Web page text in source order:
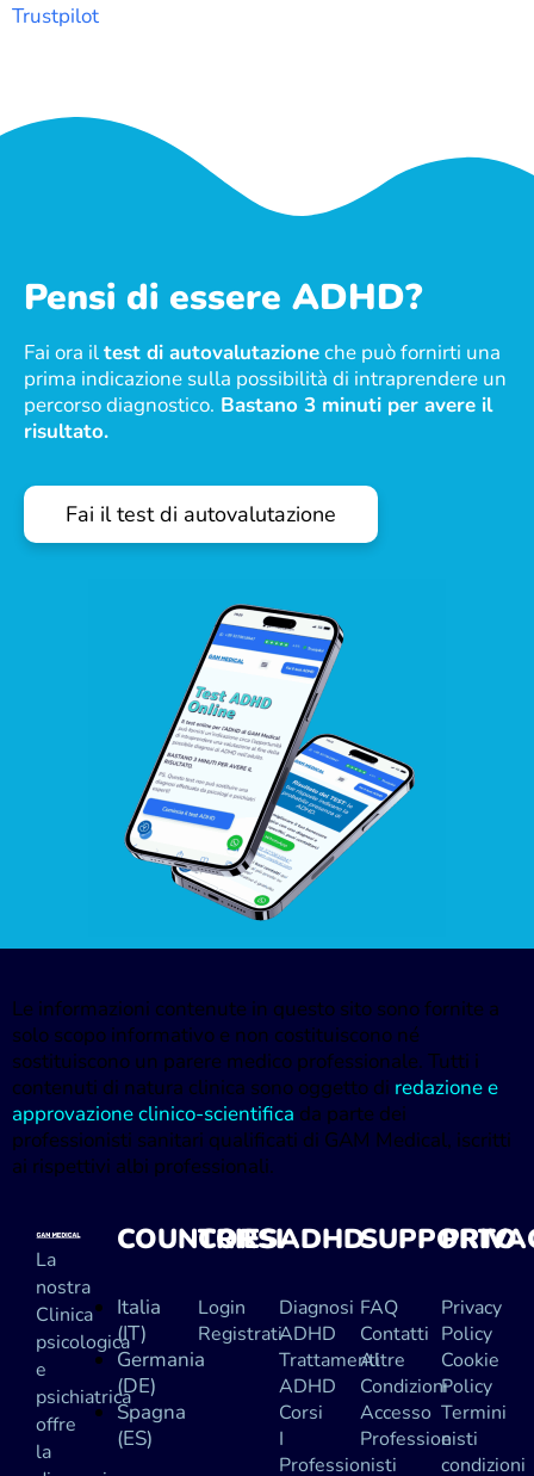
Trustpilot
Pensi di essere ADHD?
Fai ora iltest di autovalutazioneche può fornirti una
prima indicazione sulla possibilità di intraprendere un
percorso diagnostico. Bastano 3 minuti per avere il
risultato.
Fai il test di autovalutazione
Le informazioni contenute in questo sito sono fornite a
solo scopo informativo e non costituiscono né
sostituiscono un parere medico professionale. Tutti i
contenuti di natura clinica sono oggetto di redazione e
approvazione clinico-scientifica da parte dei
professionisti sanitari qualificati di GAM Medical, iscritti
ai rispettivi albi professionali.
La
nostra
Clinica
psicologica
e
psichiatrica
offre
la
COUNTRIES
Italia
(IT)
Germania
(DE)
Spagna
(ES)
CORSI
Login
Registrati
ADHD
Diagnosi
ADHD
Trattamenti
ADHD
Corsi
I
Professionisti
SUPPORTO
FAQ
Contatti
Altre
Condizioni
Accesso
Professionisti
Privacy
Policy
Cookie
Policy
Termini
e
condizioni